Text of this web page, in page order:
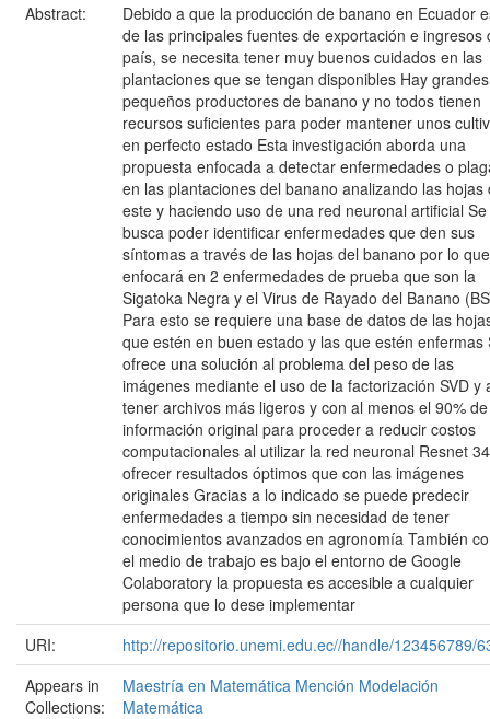
Abstract:
Debido a que la producción de banano en Ecuador
de las principales fuentes de exportación e ingresos
país, se necesita tener muy buenos cuidados en las
plantaciones que se tengan disponibles Hay
pequeños productores de banano y no todos tienen
recursos suficientes para poder mantener unos
en perfecto estado Esta investigación aborda una
propuesta enfocada a detectar enfermedades o
en las plantaciones del banano analizando las hojas
este y haciendo uso de una red neuronal artificial Se
busca poder identificar enfermedades que den sus
síntomas a través de las hojas del banano por lo
enfocará en 2 enfermedades de prueba que son la
Sigatoka Negra y el Virus de Rayado del Banano
Para esto se requiere una base de datos de las
que estén en buen estado y las que estén enfermas
ofrece una solución al problema del peso de las
imágenes mediante el uso de la factorización SVD y
tener archivos más ligeros y con al menos el 90%
información original para proceder a reducir costos
computacionales al utilizar la red neuronal Resnet
ofrecer resultados óptimos que con las imágenes
originales Gracias a lo indicado se puede predecir
enfermedades a tiempo sin necesidad de tener
conocimientos avanzados en agronomía También
el medio de trabajo es bajo el entorno de Google
Colaboratory la propuesta es accesible a cualquier
persona que lo dese implementar
URI:
http://repositorio.unemi.edu.ec//handle/123456789/
Appears in
Collections:
Maestría en Matemática Mención Modelación
Matemática